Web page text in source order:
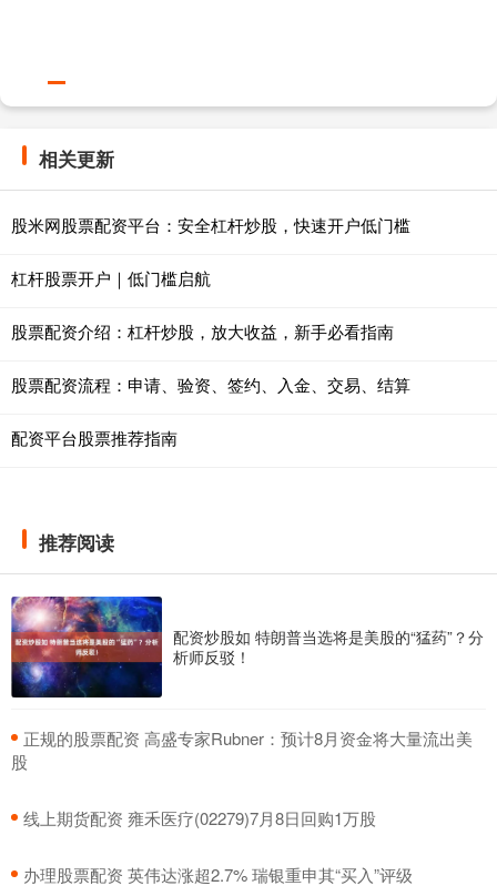
相关更新
股米网股票配资平台：安全杠杆炒股，快速开户低门槛
杠杆股票开户｜低门槛启航
股票配资介绍：杠杆炒股，放大收益，新手必看指南
股票配资流程：申请、验资、签约、入金、交易、结算
配资平台股票推荐指南
推荐阅读
配资炒股如 特朗普当选将是美股的“猛药”？分
析师反驳！
​正规的股票配资 高盛专家Rubner：预计8月资金将大量流出美
股
​线上期货配资 雍禾医疗(02279)7月8日回购1万股
​办理股票配资 英伟达涨超2.7% 瑞银重申其“买入”评级